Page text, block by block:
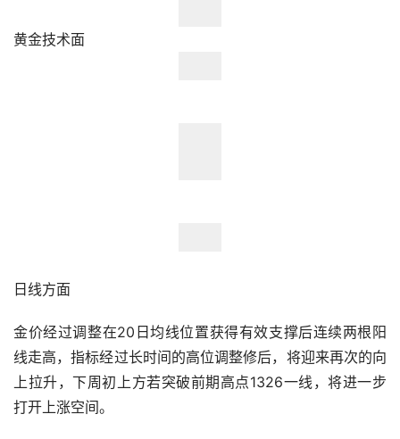
黄金技术面
日线方面
金价经过调整在20日均线位置获得有效支撑后连续两根阳
线走高，指标经过长时间的高位调整修后，将迎来再次的向
上拉升，下周初上方若突破前期高点1326一线，将进一步
打开上涨空间。